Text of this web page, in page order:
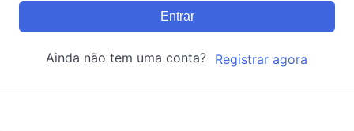
Entrar
Ainda não tem uma conta? Registrar agora